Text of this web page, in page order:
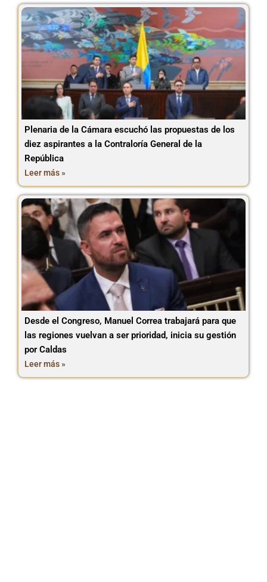
Plenaria de la Cámara escuchó las propuestas de los
diez aspirantes a la Contraloría General de la
República
Leer más »
Desde el Congreso, Manuel Correa trabajará para que
las regiones vuelvan a ser prioridad, inicia su gestión
por Caldas
Leer más »